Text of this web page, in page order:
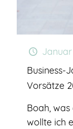
Business-
Vorsätze
Boah,
wollte ich